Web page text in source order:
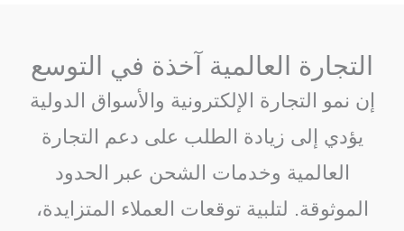
التجارة العالمية آخذة في التوسع
إن نمو التجارة الإلكترونية والأسواق الدولية
يؤدي إلى زيادة الطلب على دعم التجارة
العالمية وخدمات الشحن عبر الحدود
الموثوقة. لتلبية توقعات العملاء المتزايدة،